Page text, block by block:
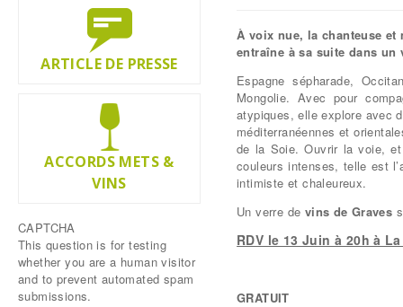
À voix nue, la chanteuse
entraîne à sa suite dans
Espagne sépharade,
Mongolie. Avec pour
atypiques,elle explore avec
méditerranéennes et
de la Soie.Ouvrir la voie,
couleurs intenses, telle est
intimiste et chaleureux.
Un verre de vins de Graves
RDV le 13 Juin à 20h à
GRATUIT
ARTICLE DE PRESSE
ACCORDS METS &
VINS
CAPTCHA
This question is for testing
whether you are a human visitor
and to prevent automated spam
submissions.